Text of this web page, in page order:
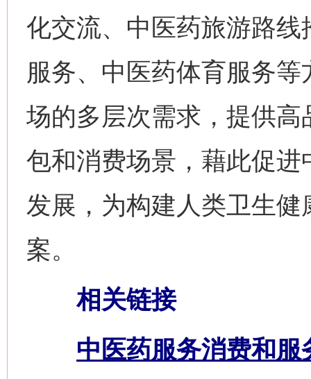
化交流、中医药旅游路
服务、中医药体育服务
场的多层次需求，提供
包和消费场景，藉此促
发展，为构建人类卫生
案。
相关链接
中医药服务消费和